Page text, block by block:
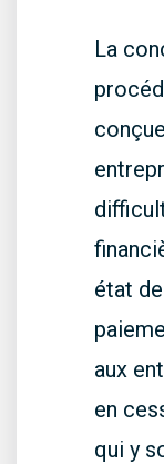
La
état
aux
en
qui y